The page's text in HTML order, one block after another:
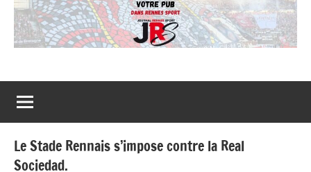
Le Stade Rennais s’impose contre la Real
Sociedad.